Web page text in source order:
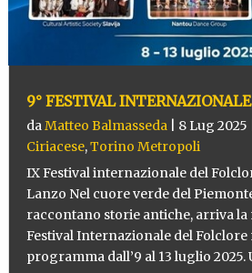
9° FESTIVAL
daMatteo Balmasseda| 8 Lug 2025
Ciriacese,Torino Metropoli
IX Festival internazionale del
Lanzo Nel cuore verde del
raccontano storie antiche, arriva la
Festival Internazionale del Folclore
programma dall’9 al 13 luglio 2025.